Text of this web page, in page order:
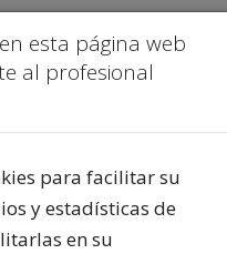
esta página web
al profesional
para facilitar su
y estadísticas de
en su